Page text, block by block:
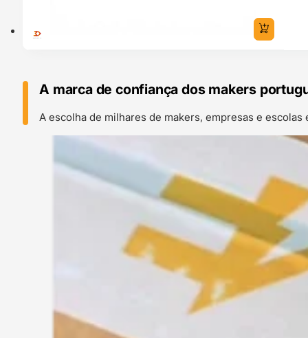
A marca de confiança dos makers
A escolha de milhares de makers, empresas e escolas